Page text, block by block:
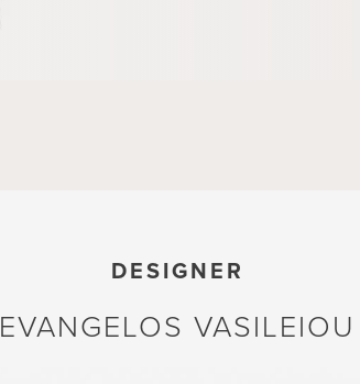
DESIGNER
EVANGELOS VASILEIOU